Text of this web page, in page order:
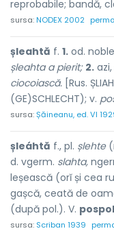
reprobabile; bandă,
sursa:NODEX 2002
șleahtă f. 1. od.
șleahta a pierit; 2.
ciocoiască. [Rus.
(GE)SCHLECHT); v.
sursa:Șăineanu, ed. VI
șleáhtă f., pl. șlehte
d. vgerm. slahta,
leșească (orĭ și cea
gașcă, ceată de
(după pol.). V.
sursa: Scriban 1939